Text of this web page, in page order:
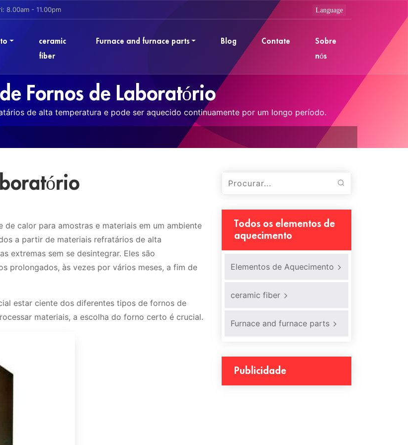
8.00am - 11.00pm
ceramic
fiber
Furnace and furnace parts Blog Contate
Sobre
nós
Fornos de Laboratório
de alta temperatura e pode ser aquecido continuamente por um longo período.
calor para amostras e materiais em um ambiente
a partir de materiais refratários de alta
extremas sem se desintegrar. Eles são
prolongados, às vezes por vários meses, a fim de
estar ciente dos diferentes tipos de fornos de
materiais, a escolha do forno certo é crucial.
Todos os elementos de
aquecimento
Elementos de Aquecimento
ceramic fiber
Furnace and furnace parts
Publicidade